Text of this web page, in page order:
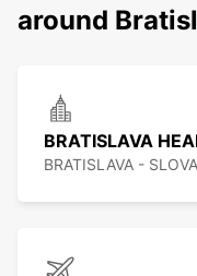
around
BRATISLAVA
BRATISLAVA -